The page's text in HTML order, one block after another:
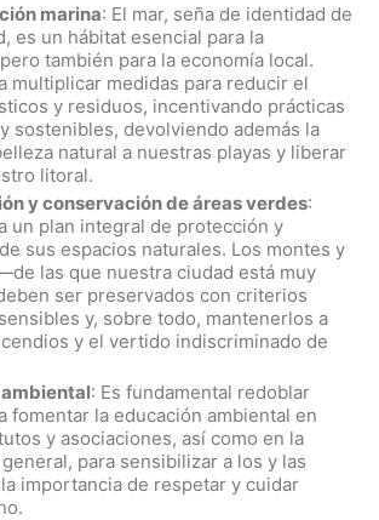
marina: El mar, seña de identidad de
es un hábitat esencial para la
también para la economía local.
multiplicar medidas para reducir el
y residuos, incentivando prácticas
sostenibles, devolviendo además la
natural a nuestras playas y liberar
litoral.
y conservación de áreas verdes:
un plan integral de protección y
sus espacios naturales. Los montes y
las que nuestra ciudad está muy
ser preservados con criterios
y, sobre todo, mantenerlos a
y el vertido indiscriminado de
: Es fundamental redoblar
fomentar la educación ambiental en
y asociaciones, así como en la
para sensibilizar a los y las
importancia de respetar y cuidar